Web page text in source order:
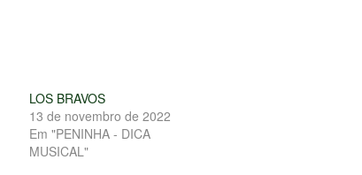
LOS BRAVOS
13 de novembro de 2022
Em "PENINHA - DICA
MUSICAL"